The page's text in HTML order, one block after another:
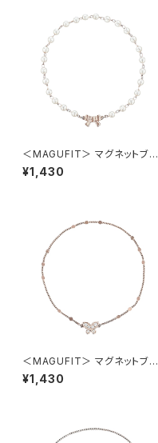
＜MAGUFIT＞ マグネットブレ
スレット リボン×パール AAB04
51-PG（ピンクゴールド）
¥1,430
＜MAGUFIT＞ マグネットブレ
スレット バタフライ AAB0450-
PG（ピンクゴールド）
¥1,430